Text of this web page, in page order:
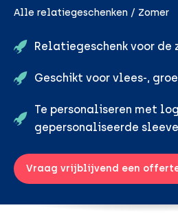
Alle relatiegeschenken / Zomer
Relatiegeschenk voor de
Geschikt voor vlees-,
Te personaliseren met
gepersonaliseerde sleeve
Vraag vrijblijvend een